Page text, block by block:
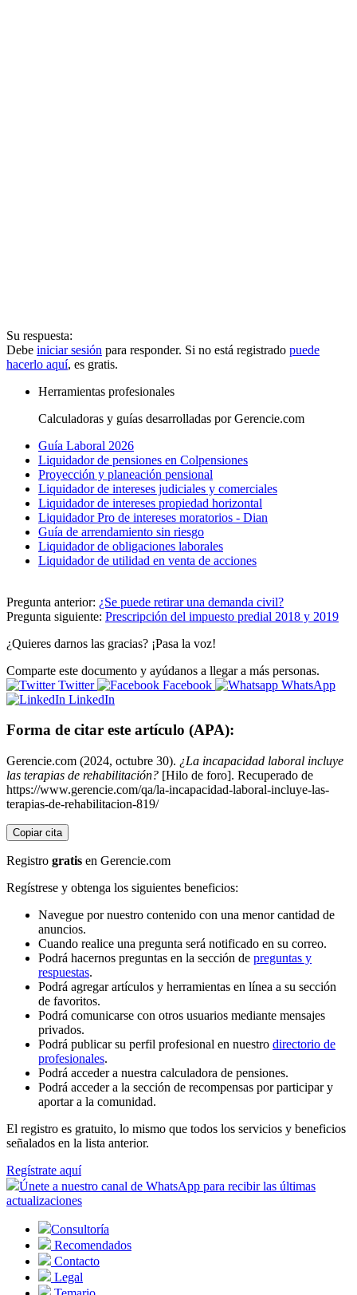
Su respuesta:
Debe iniciar sesión para responder. Si no está registrado puede
hacerlo aquí, es gratis.
Herramientas profesionales
Calculadoras y guías desarrolladas por Gerencie.com
Guía Laboral 2026
Liquidador de pensiones en Colpensiones
Proyección y planeación pensional
Liquidador de intereses judiciales y comerciales
Liquidador de intereses propiedad horizontal
Liquidador Pro de intereses moratorios - Dian
Guía de arrendamiento sin riesgo
Liquidador de obligaciones laborales
Liquidador de utilidad en venta de acciones
Pregunta anterior: ¿Se puede retirar una demanda civil?
Pregunta siguiente: Prescripción del impuesto predial 2018 y 2019
¿Quieres darnos las gracias? ¡Pasa la voz!
Comparte este documento y ayúdanos a llegar a más personas.
Twitter
Facebook
WhatsApp
LinkedIn
Forma de citar este artículo (APA):
Gerencie.com (2024, octubre 30). ¿La incapacidad laboral incluye
las terapias de rehabilitación? [Hilo de foro]. Recuperado de
https://www.gerencie.com/qa/la-incapacidad-laboral-incluye-las-
terapias-de-rehabilitacion-819/
Copiar cita
Registro gratis en Gerencie.com
Regístrese y obtenga los siguientes beneficios:
Navegue por nuestro contenido con una menor cantidad de
anuncios.
Cuando realice una pregunta será notificado en su correo.
Podrá hacernos preguntas en la sección de preguntas y
respuestas.
Podrá agregar artículos y herramientas en línea a su sección
de favoritos.
Podrá comunicarse con otros usuarios mediante mensajes
privados.
Podrá publicar su perfil profesional en nuestro directorio de
profesionales.
Podrá acceder a nuestra calculadora de pensiones.
Podrá acceder a la sección de recompensas por participar y
aportar a la comunidad.
El registro es gratuito, lo mismo que todos los servicios y beneficios
señalados en la lista anterior.
Regístrate aquí
Únete a nuestro canal de WhatsApp para recibir las últimas
actualizaciones
Consultoría
Recomendados
Contacto
Legal